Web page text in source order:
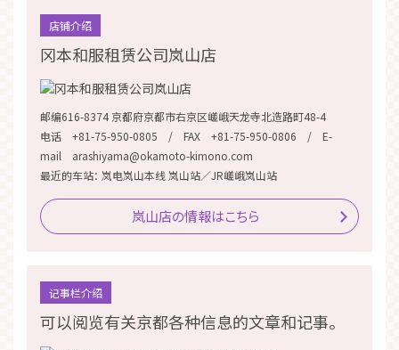
店铺介绍
冈本和服租赁公司岚山店
邮编616-8374 京都府京都市右京区嵯峨天龙寺北造路町48-4
电话 +81-75-950-0805 / FAX +81-75-950-0806 / E-
mail arashiyama@okamoto-kimono.com
最近的车站： 岚电岚山本线 岚山站／JR嵯峨岚山站
岚山店の情報はこちら
记事栏介绍
可以阅览有关京都各种信息的文章和记事。